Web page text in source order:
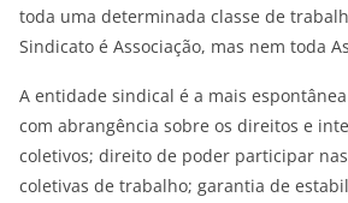
toda uma determinada classe de
Sindicato é Associação, mas nem toda
A entidade sindical é a mais
com abrangência sobre os direitos e
coletivos; direito de poder participar
coletivas de trabalho; garantia de